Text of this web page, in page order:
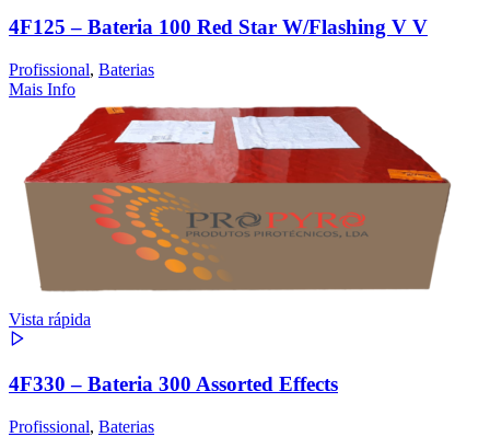
4F125 – Bateria 100 Red Star W/Flashing V V
Profissional, Baterias
Mais Info
Vista rápida
4F330 – Bateria 300 Assorted Effects
Profissional, Baterias